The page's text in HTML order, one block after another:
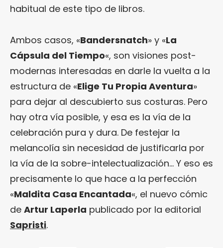
habitual de este tipo de libros.
Ambos casos, «Bandersnatch» y «La
Cápsula del Tiempo«, son visiones post-
modernas interesadas en darle la vuelta a la
estructura de «Elige Tu Propia Aventura»
para dejar al descubierto sus costuras. Pero
hay otra vía posible, y esa es la vía de la
celebración pura y dura. De festejar la
melancolía sin necesidad de justificarla por
la vía de la sobre-intelectualización… Y eso es
precisamente lo que hace a la perfección
«Maldita Casa Encantada«, el nuevo cómic
de Artur Laperla publicado por la editorial
Sapristi.